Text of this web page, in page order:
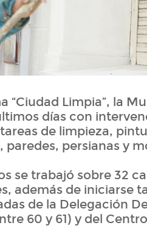
“Ciudad Limpia”, la
días con
de limpieza,
paredes, persianas y
se trabajó sobre 32
además de iniciarse
de la Delegación
60 y 61) y del